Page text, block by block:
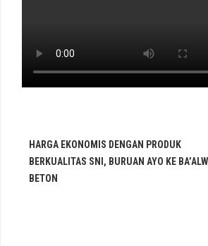
HARGA EKONOMIS DENGAN PRODUK
BERKUALITAS SNI, BURUAN AYO KE BA’ALWI
BETON